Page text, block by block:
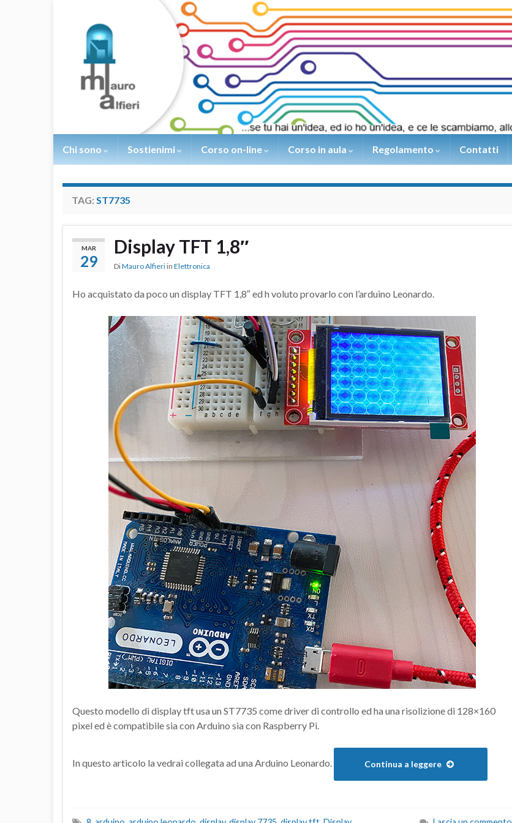
Chi sono Sostienimi Corso on-line Corso in aula Regolamento Contatti
TAG: ST7735
MAR
29
Display TFT 1,8″
DiMauro Alfieri in Elettronica
Ho acquistato da poco un display TFT 1,8″ ed h voluto provarlo con l’arduino Leonardo.
Questo modello di display tft usa un ST7735 come driver di controllo ed ha una risolizione di 128×160
pixel ed è compatibile sia con Arduino sia con Raspberry Pi.
In questo articolo la vedrai collegata ad una Arduino Leonardo. Continua a leggere